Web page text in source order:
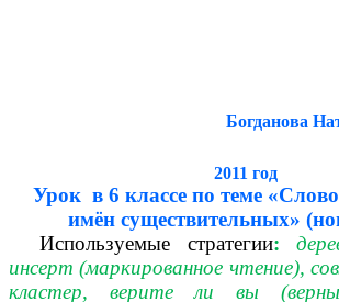
Богданова
2011 год
Урок в 6 классе по теме
имён существительных»
Используемые стратегии:
инсерт (маркированное чтение),
кластер, верите ли вы